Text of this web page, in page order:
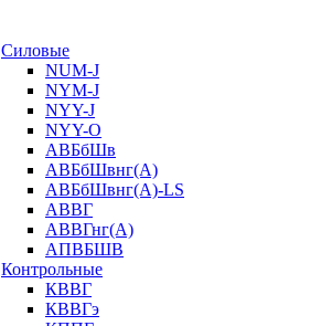
Силовые
NUM-J
NYM-J
NYY-J
NYY-O
АВБбШв
АВБбШвнг(А)
АВБбШвнг(А)-LS
АВВГ
АВВГнг(А)
АПВБШВ
Контрольные
КВВГ
КВВГэ